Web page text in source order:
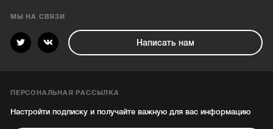
МЫ НА СВЯЗИ
Написать нам
ПЕРСОНАЛЬНАЯ РАССЫЛКА
Настройти подписку и получайте важную для вас информацию